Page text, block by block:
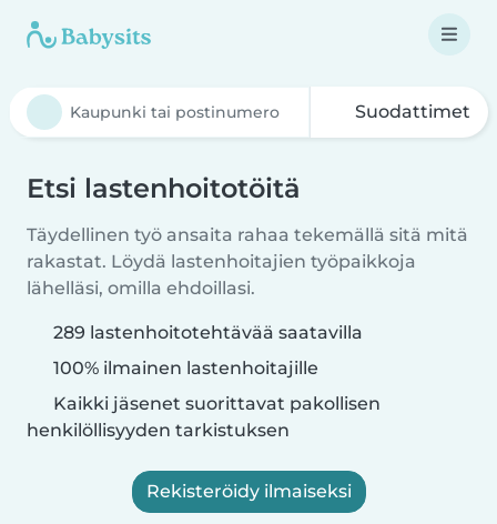
Suodattimet
Etsi lastenhoitotöitä
Täydellinen työ ansaita rahaa tekemällä sitä mitä
rakastat. Löydä lastenhoitajien työpaikkoja
lähelläsi, omilla ehdoillasi.
289 lastenhoitotehtävää saatavilla
100% ilmainen lastenhoitajille
Kaikki jäsenet suorittavat pakollisen
henkilöllisyyden tarkistuksen
Rekisteröidy ilmaiseksi